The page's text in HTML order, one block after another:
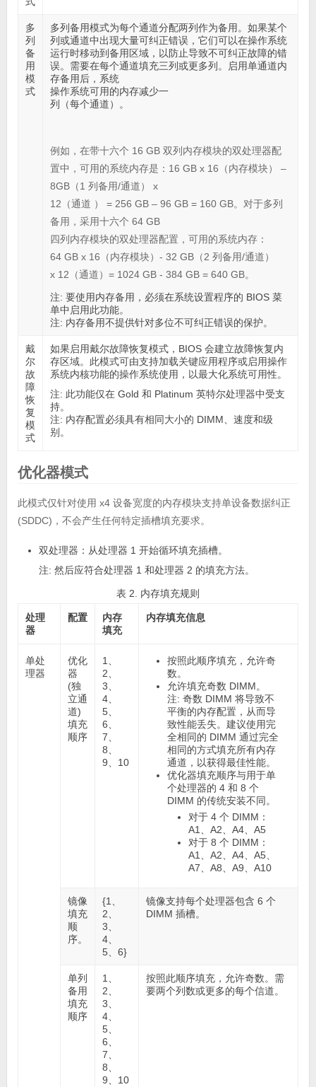
多
列
备
用
模
式
多列备用模式为每个通道分配两列作为备用。如果某个
列或通道中出现大量可纠正错误，它们可以在操作系统
运行时移动到备用区域，以防止导致不可纠正故障的错
误。需要在每个通道填充三列或更多列。启用单通道内
存备用后，系统
操作系统可用的内存减少一
列（每个通道）。
例如，在带十六个 16 GB 双列内存模块的双处理器配
置中，可用的系统内存是：16 GB x 16（内存模块） –
8GB（1 列备用/通道） x
12（通道 ） = 256 GB – 96 GB = 160 GB。对于多列
备用，采用十六个 64 GB
四列内存模块的双处理器配置，可用的系统内存：
64 GB x 16（内存模块）- 32 GB（2 列备用/通道）
x 12（通道）= 1024 GB - 384 GB = 640 GB。
注: 要使用内存备用，必须在系统设置程序的 BIOS 菜
单中启用此功能。
注: 内存备用不提供针对多位不可纠正错误的保护。
戴
尔
故
障
恢
复
模
式
如果启用戴尔故障恢复模式，BIOS 会建立故障恢复内
存区域。此模式可由支持加载关键应用程序或启用操作
系统内核功能的操作系统使用，以最大化系统可用性。
注: 此功能仅在 Gold 和 Platinum 英特尔处理器中受支
持。
注: 内存配置必须具有相同大小的 DIMM、速度和级
别。
优化器模式
此模式仅针对使用 x4 设备宽度的内存模块支持单设备数据纠正
(SDDC)，不会产生任何特定插槽填充要求。
双处理器：从处理器 1 开始循环填充插槽。
注: 然后应符合处理器 1 和处理器 2 的填充方法。
表 2. 内存填充规则
处理
器
配置
内存
填充
内存填充信息
单处
理器
优化
器
(独
立通
道)
填充
顺序
1、
2、
3、
4、
5、
6、
7、
8、
9、10
按照此顺序填充，允许奇
数。
允许填充奇数 DIMM。
注: 奇数 DIMM 将导致不
平衡的内存配置，从而导
致性能丢失。建议使用完
全相同的 DIMM 通过完全
相同的方式填充所有内存
通道，以获得最佳性能。
优化器填充顺序与用于单
个处理器的 4 和 8 个
DIMM 的传统安装不同。
对于 4 个 DIMM：
A1、A2、A4、A5
对于 8 个 DIMM：
A1、A2、A4、A5、
A7、A8、A9、A10
镜像
填充
顺
序。
{1、
2、
3、
4、
5、6}
镜像支持每个处理器包含 6 个
DIMM 插槽。
单列
备用
填充
顺序
1、
2、
3、
4、
5、
6、
7、
8、
9、10
按照此顺序填充，允许奇数。需
要两个列数或更多的每个信道。